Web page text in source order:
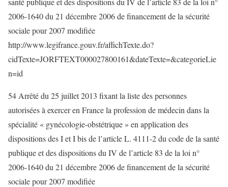
2006-1640 du 21 décembre 2006 de financement de la sécurité
sociale pour 2007 modifiée
http://www.legifrance.gouv.fr/affichTexte.do?
cidTexte=JORFTEXT000027800161&dateTexte=&categorieLie
n=id
54 Arrêté du 25 juillet 2013 fixant la liste des personnes
autorisées à exercer en France la profession de médecin dans la
spécialité « gynécologie-obstétrique » en application des
dispositions des I et I bis de l’article L. 4111-2 du code de la santé
publique et des dispositions du IV de l’article 83 de la loi n°
2006-1640 du 21 décembre 2006 de financement de la sécurité
sociale pour 2007 modifiée